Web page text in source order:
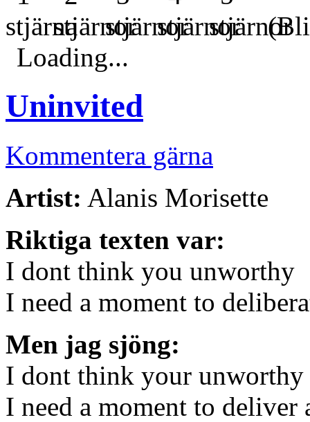
(Bli
Loading...
Uninvited
Kommentera gärna
Artist: Alanis Morisette
Riktiga texten var:
I dont think you unworthy
I need a moment to
Men jag sjöng:
I dont think your unworthy
I need a moment to deliver